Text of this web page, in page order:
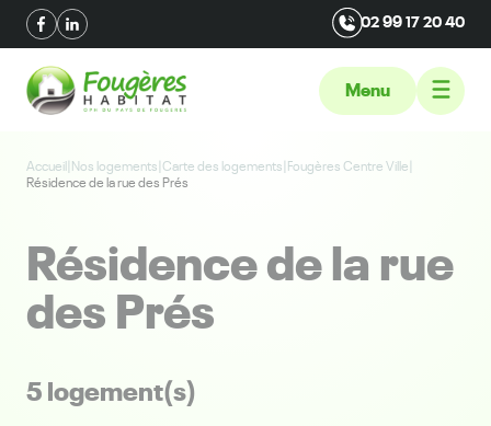
02 99 17 20 40
Menu
Accueil|Nos logements|Carte des logements|Fougères Centre Ville|
Résidence de la rue des Prés
Résidence de la rue
des Prés
5 logement(s)